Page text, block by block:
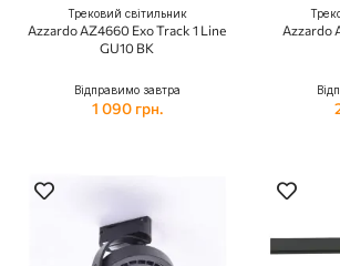
Трековий світильник
Azzardo AZ4660 Exo Track 1 Line
GU10 BK
Відправимо завтра
1 090 грн.
Azzardo